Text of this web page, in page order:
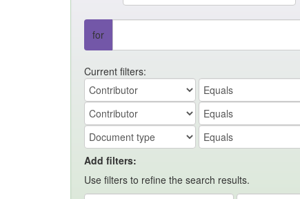
for
Current filters:
Add filters:
Use filters to refine the search results.